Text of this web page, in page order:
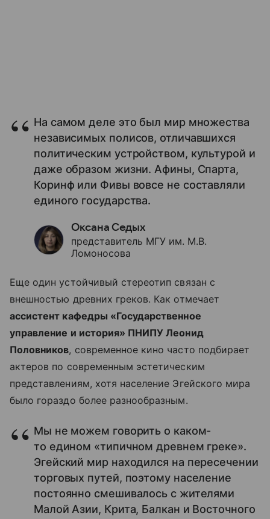
На самом деле это был мир множества
независимых полисов, отличавшихся
политическим устройством, культурой и
даже образом жизни. Афины, Спарта,
Коринф или Фивы вовсе не составляли
единого государства.
Оксана Седых
представитель МГУ им. М.В.
Ломоносова
Еще один устойчивый стереотип связан с
внешностью древних греков. Как отмечает
ассистент кафедры «Государственное
управление и история» ПНИПУ Леонид
Половников, современное кино часто подбирает
актеров по современным эстетическим
представлениям, хотя население Эгейского мира
было гораздо более разнообразным.
Мы не можем говорить о каком-
то едином «типичном древнем греке».
Эгейский мир находился на пересечении
торговых путей, поэтому население
постоянно смешивалось с жителями
Малой Азии, Крита, Балкан и Восточного